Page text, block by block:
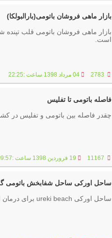
بازار ماهی فروشان باتومی(بارالبولکا)
بازار ماهی فروشان باتومی قلب
است.
2783 04 مرداد 1398 ساعت :22:25
فاصله باتومی تا تفلیس
چقدر فاصله بین باتومی و تفلیس در
11167 19 فروردین 1398 ساعت :09:57
ساحل اورکی ساحل شفابخش باتومی
ساحل اورکی ureki beach برای درمان انواع بیماری ها در باتومی گرجستان میباشد